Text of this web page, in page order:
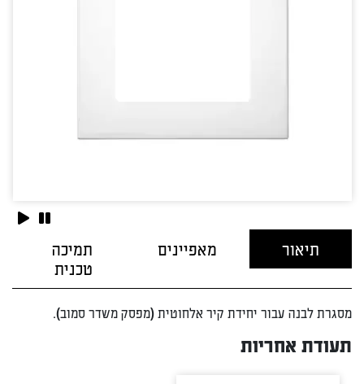
תיאור מאפיינים
תמיכה
טכנית
מסגרת לבנה עבור יחידת קיר אלחוטית (מפסק משדר סמוב).
תעודת אחריות